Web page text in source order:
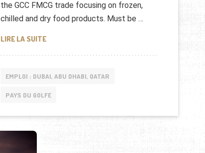
the GCC FMCG trade focusing on frozen,
chilled and dry food products. Must be …
LIRE LA SUITEASSARAIN FOOD OMAN: OFFRES D’EMPLOI
EMPLOI : DUBAI, ABU DHABI, QATAR
PAYS DU GOLFE